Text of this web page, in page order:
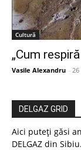
Cultură
„Cum
Vasile Alexandru -
DELGAZ GRID
Aici puteți găsi
DELGAZ din Sibiu.